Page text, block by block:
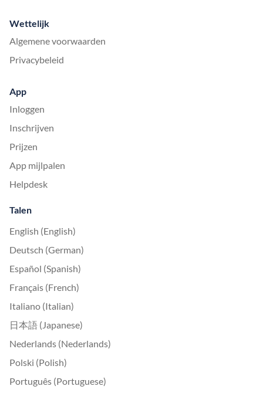
Wettelijk
Algemene voorwaarden
Privacybeleid
App
Inloggen
Inschrijven
Prijzen
App mijlpalen
Helpdesk
Talen
English (English)
Deutsch (German)
Español (Spanish)
Français (French)
Italiano (Italian)
日本語 (Japanese)
Nederlands (Nederlands)
Polski (Polish)
Português (Portuguese)